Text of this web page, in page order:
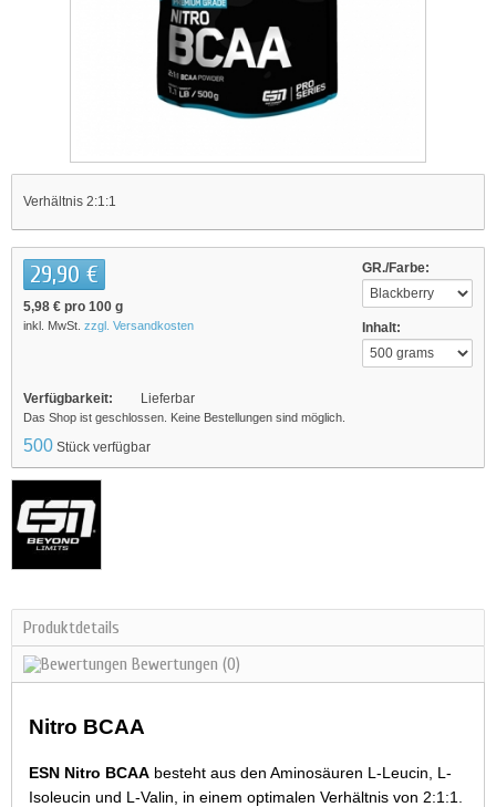
Verhältnis 2:1:1
GR./Farbe:
Inhalt:
29,90 €
5,98 € pro 100 g
inkl. MwSt. zzgl. Versandkosten
Verfügbarkeit: Lieferbar
Das Shop ist geschlossen. Keine Bestellungen sind möglich.
500 Stück verfügbar
Produktdetails
Bewertungen (0)
Nitro BCAA
ESN Nitro BCAA besteht aus den Aminosäuren L-Leucin, L-
Isoleucin und L-Valin, in einem optimalen Verhältnis von 2:1:1.